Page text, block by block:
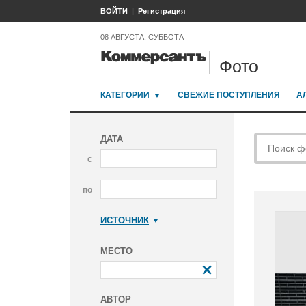
ВОЙТИ Регистрация
08 АВГУСТА, СУББОТА
Фото
КАТЕГОРИИ СВЕЖИЕ ПОСТУПЛЕНИЯ
ДАТА
с
по
ИСТОЧНИК
МЕСТО
АВТОР